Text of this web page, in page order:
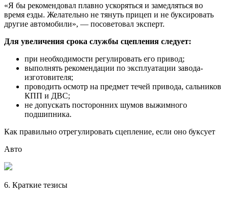
«Я бы рекомендовал плавно ускоряться и замедляться во
время езды. Желательно не тянуть прицеп и не буксировать
другие автомобили», — посоветовал эксперт.
Для увеличения срока службы сцепления следует:
при необходимости регулировать его привод;
выполнять рекомендации по эксплуатации завода-
изготовителя;
проводить осмотр на предмет течей привода, сальников
КПП и ДВС;
не допускать посторонних шумов выжимного
подшипника.
Как правильно отрегулировать сцепление, если оно буксует
Авто
6. Краткие тезисы